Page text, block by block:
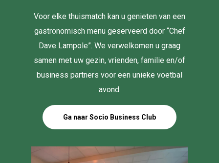
Voor elke thuismatch kan u genieten van een
gastronomisch menu geserveerd door “Chef
Dave Lampole”. We verwelkomen u graag
samen met uw gezin, vrienden, familie en/of
business partners voor een unieke voetbal
avond.
Ga naar Socio Business Club